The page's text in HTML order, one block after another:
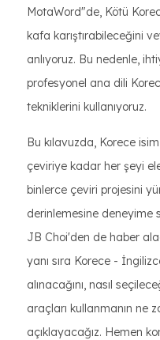
MotaWord"de, Kötü
kafa karıştırabileceğini
anlıyoruz. Bu nedenle,
profesyonel ana dili
tekniklerini kullanıyoruz.
Bu kılavuzda, Korece
çeviriye kadar her şeyi
binlerce çeviri projesini
derinlemesine deneyime
JB Choi'den de haber
yanı sıra Korece -
alınacağını, nasıl
araçları kullanmanın ne
açıklayacağız. Hemen